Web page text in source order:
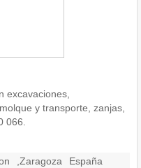
excavaciones,
y transporte, zanjas,
066.
Zaragoza España